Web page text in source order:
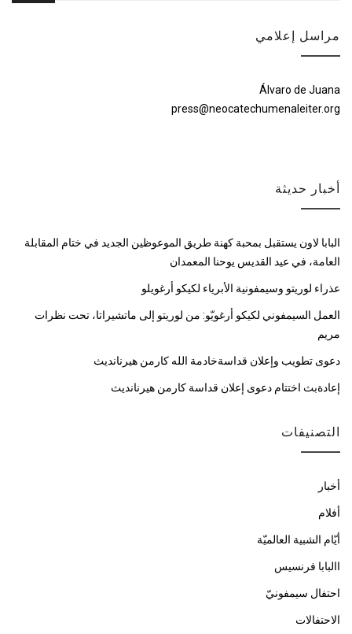
مراسل إعلامي
Álvaro de Juana
press@neocatechumenaleiter.org
أخبار حديثة
البابا لاون يستقبل بمحبة كهنة طريق الموعوظين الجديد في ختام المقابلة
العامة، في عيد القديس يوحنا المعمدان
عذراء لوريتو وسيمفونية الأبرياء لكيكو أرغويلو
العمل السيمفوني لكيكو أرغويّو: من لوريتو إلى ماتشيراتا، تحت نظرات
مريم
دعوى تطويب وإعلان قداسةخادمة الله كارمن هيرنانديث
إعادةبث اختتام دعوى إعلان قداسة كارمن هيرنانديث
التصنيفات
أخبار
أفلام
أيّام الشبية العالميّة
االبابا فرنسيس
احتفال سيمفونيّ
الاحتفالات